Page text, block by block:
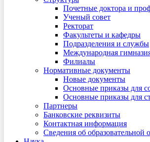
Почетные доктора и
Ученый совет
Ректорат
Факультеты и кафедры
Подразделения и службы
Международная
Филиалы
Нормативные документы
Новые документы
Основные приказы для
Основные приказы для
Партнеры
Банковские реквизиты
Контактная информация
Сведения об образовательной